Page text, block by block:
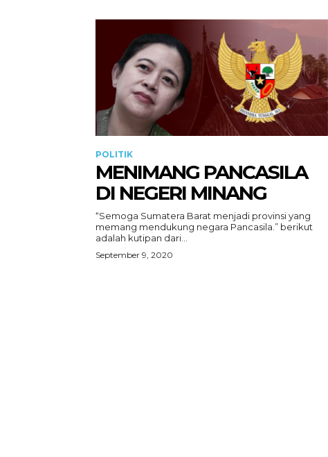
POLITIK
MENIMANG PANCASILA
DI NEGERI MINANG
“Semoga Sumatera Barat menjadi provinsi yang
memang mendukung negara Pancasila.” berikut
adalah kutipan dari...
September 9, 2020